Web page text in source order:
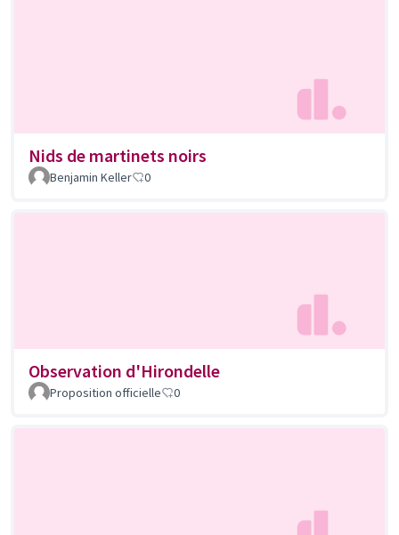
Nids de martinets noirs
Benjamin Keller 0
Observation d'Hirondelle
Proposition officielle 0